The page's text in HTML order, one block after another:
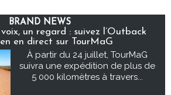
BRAND NEWS
un regard : suivez l’Outback
en direct sur TourMaG
À partir du 24 juillet, TourMaG
suivra une expédition de plus de
5 000 kilomètres à travers...